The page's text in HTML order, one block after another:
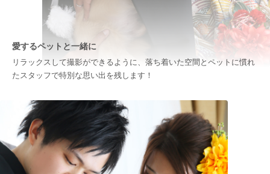
愛するペットと一緒に
リラックスして撮影ができるように、落ち着いた空間とペットに慣れ
たスタッフで特別な思い出を残します！